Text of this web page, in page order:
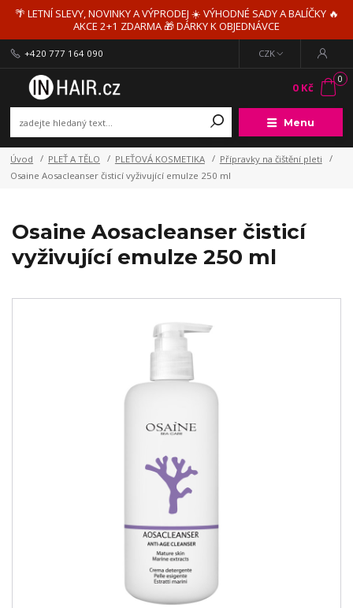
🌴 LETNÍ SLEVY, NOVINKY A VÝPRODEJ ☀️ VÝHODNÉ SADY A BALÍČKY 🔥
AKCE 2+1 ZDARMA 🎁 DÁRKY K OBJEDNÁVCE
Menu
CZK
+420 777 164 090
0
0 Kč
Úvod PLEŤ A TĚLO PLEŤOVÁ KOSMETIKA
Přípravky na čištění pleti
Osaine Aosacleanser čisticí vyživující emulze 250 ml
Osaine Aosacleanser čisticí
vyživující emulze 250 ml